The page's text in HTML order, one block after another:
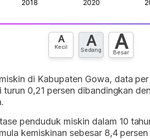
A
Kecil A
Sedang A
Besar
di Kabupaten Gowa, data
turun 0,21 persen dibandingkan
penduduk miskin dalam 10
kemiskinan sebesar 8,4